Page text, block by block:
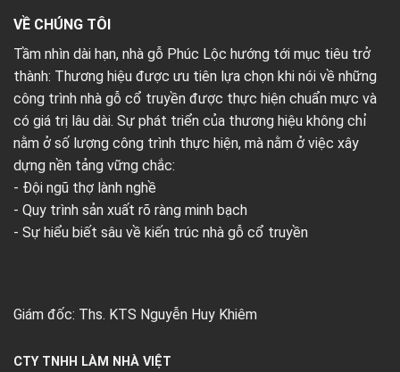
VỀ CHÚNG TÔI
Tầm nhìn dài hạn, nhà gỗ Phúc Lộc hướng tới mục tiêu trở
thành: Thương hiệu được ưu tiên lựa chọn khi nói về những
công trình nhà gỗ cổ truyền được thực hiện chuẩn mực và
có giá trị lâu dài. Sự phát triển của thương hiệu không chỉ
nằm ở số lượng công trình thực hiện, mà nằm ở việc xây
dựng nền tảng vững chắc:
- Đội ngũ thợ lành nghề
- Quy trình sản xuất rõ ràng minh bạch
- Sự hiểu biết sâu về kiến trúc nhà gỗ cổ truyền
Giám đốc: Ths. KTS Nguyễn Huy Khiêm
CTY TNHH LÀM NHÀ VIỆT